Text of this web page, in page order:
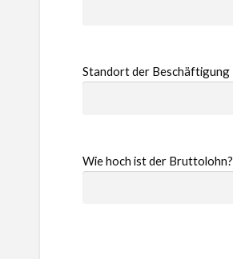
Standort der Beschäftigung
Wie hoch ist der Bruttolohn?